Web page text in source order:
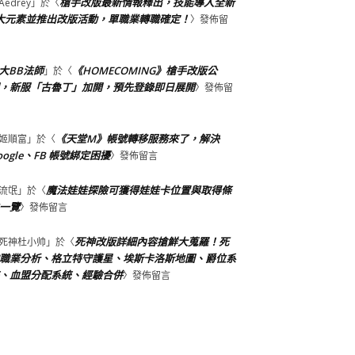
」於〈
元素並推出改版活動，單職業轉職確定！〉發佈留
BB法師」於〈 《HOMECOMING》槍手改版公
新服「古魯丁」加開，預先登錄即日展開〉發佈留
順富 」於〈 《天堂M》帳號轉移服務來了，解決
、FB 帳號綁定困擾〉發佈留言
氓」於〈魔法娃娃探險可獲得娃娃卡位置與取得條
覽〉發佈留言
神杜小帅 」於〈死神改版詳細內容搶鮮大蒐羅！死
業分析、格立特守護星、埃斯卡洛斯地圖、爵位系
血盟分配系統、經驗合併〉發佈留言